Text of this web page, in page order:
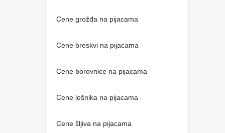
Cene grožđa na pijacama
Cene breskvi na pijacama
Cene borovnice na pijacama
Cene lešnika na pijacama
Cene šljiva na pijacama